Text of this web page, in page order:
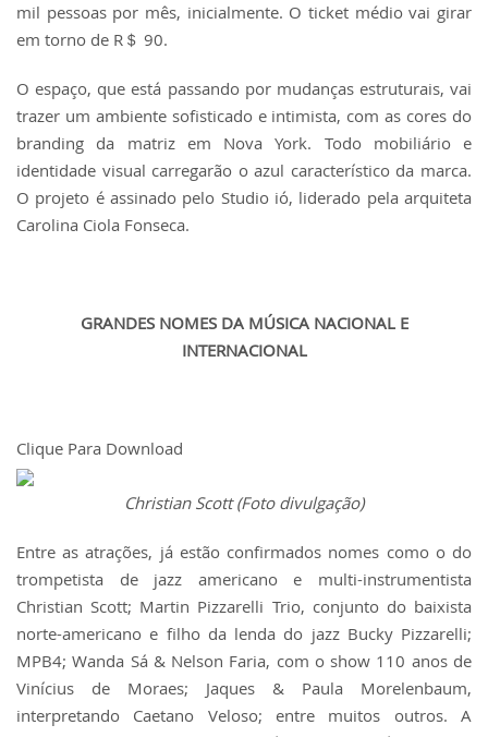
mil pessoas por mês, inicialmente. O ticket médio vai girar
em torno de R＄ 90.
O espaço, que está passando por mudanças estruturais, vai
trazer um ambiente sofisticado e intimista, com as cores do
branding da matriz em Nova York. Todo mobiliário e
identidade visual carregarão o azul característico da marca.
O projeto é assinado pelo Studio ió, liderado pela arquiteta
Carolina Ciola Fonseca.
GRANDES NOMES DA MÚSICA NACIONAL E
INTERNACIONAL
Clique Para Download
Christian Scott (Foto divulgação)
Entre as atrações, já estão confirmados nomes como o do
trompetista de jazz americano e multi-instrumentista
Christian Scott; Martin Pizzarelli Trio, conjunto do baixista
norte-americano e filho da lenda do jazz Bucky Pizzarelli;
MPB4; Wanda Sá & Nelson Faria, com o show 110 anos de
Vinícius de Moraes; Jaques & Paula Morelenbaum,
interpretando Caetano Veloso; entre muitos outros. A